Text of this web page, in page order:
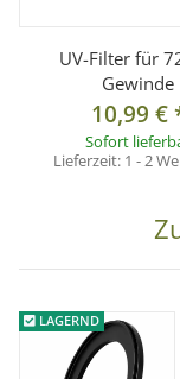
UV-Filter für
Gewinde
10,99 €
Sofort
Lieferzeit: 1 - 2
LAGERND